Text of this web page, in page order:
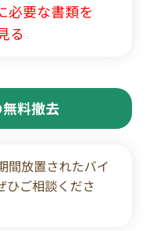
必要な書類を
る
料撤去
間放置されたバイ
ひご相談くださ